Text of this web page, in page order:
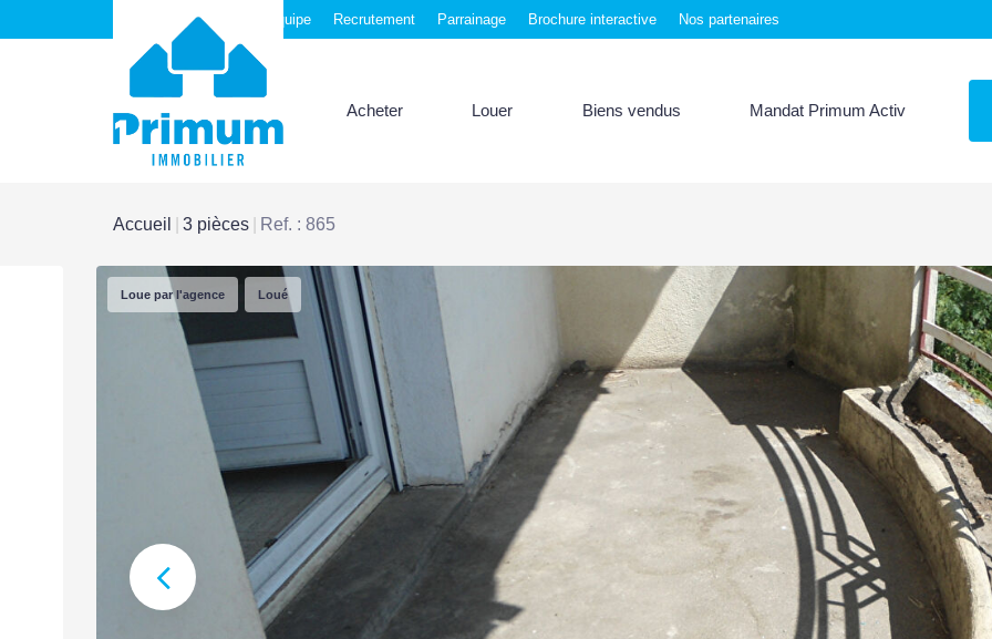
Nos agences Notre équipe Recrutement Parrainage Brochure interactive Nos partenaires
Acheter Louer Biens vendus Mandat Primum Activ
Accueil 3 pièces Ref. : 865
Loue par l'agence Loué